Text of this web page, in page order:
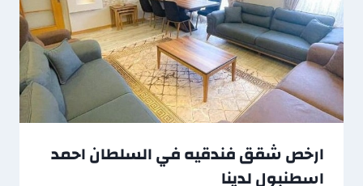
ارخص شقق فندقيه في السلطان احمد
اسطنبول لدينا